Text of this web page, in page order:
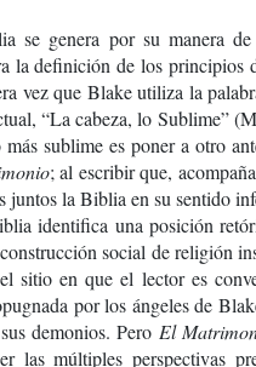
se genera por su manera
la definición de los principios
vez que Blake utiliza la
“La cabeza, lo Sublime”
sublime es poner a otro
; al escribir que,
juntos la Biblia en su sentido
identifica una posición
social de religión
sitio en que el lector es
por los ángeles de
demonios. Pero El
las múltiples perspectivas